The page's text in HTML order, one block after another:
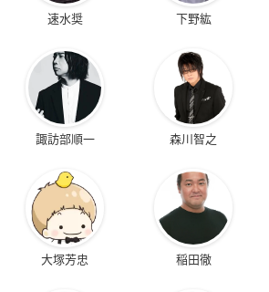
速水奨 下野紘
諏訪部順一 森川智之
大塚芳忠 稲田徹